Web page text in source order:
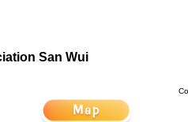
San Wui